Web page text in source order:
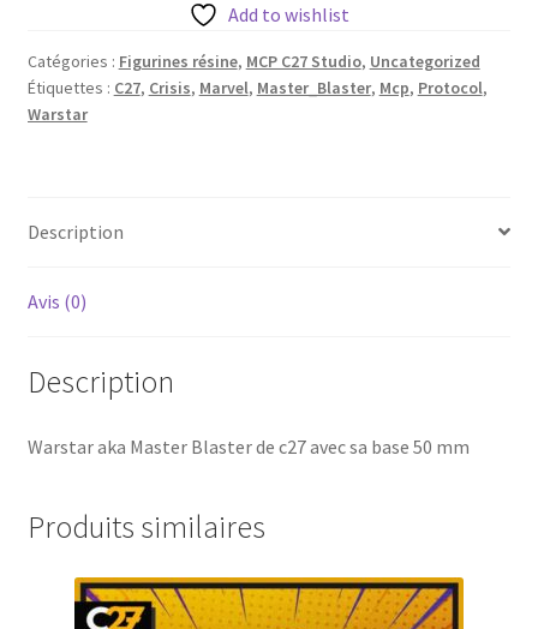
de
c27
avec
50
Add to wishlist
Catégories : Figurines résine, MCP C27 Studio, Uncategorized
Étiquettes : C27, Crisis, Marvel, Master_Blaster, Mcp, Protocol,
Warstar
Description
Avis (0)
Description
Warstar aka Master Blaster de c27 avec sa base 50 mm
Produits similaires